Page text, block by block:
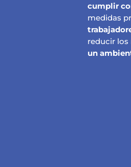
cumplir
medidas
reducir los
un